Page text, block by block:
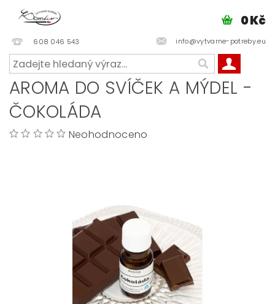
608 046 543 info@vytvarne-potreby.eu
0 Kč
AROMA DO SVÍČEK A MÝDEL -
ČOKOLÁDA
Neohodnoceno